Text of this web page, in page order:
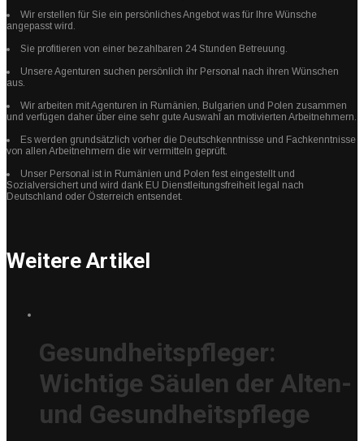
Wir erstellen für Sie ein persönliches Angebot was für Ihre Wünsche
angepasst wird.
Sie profitieren von einer bezahlbaren 24 Stunden Betreuung.
Unsere Agenturen suchen persönlich ihr Personal nach ihren Wünschen
aus.
Wir arbeiten mit Agenturen in Rumänien, Bulgarien und Polen zusammen
und verfügen daher über eine sehr gute Auswahl an motivierten Arbeitnehmern.
Es werden grundsätzlich vorher die Deutschkenntnisse und Fachkenntnisse
von allen Arbeitnehmern die wir vermitteln geprüft.
Unser Personal ist in Rumänien und Polen fest eingestellt und
Sozialversichert und wird dank EU Dienstleitungsfreiheit legal nach
Deutschland oder Österreich entsendet.
Weitere Artikel
Gesundheitspfleger:
Wichtige Säulen der Alten-
und Gesundheitspflege